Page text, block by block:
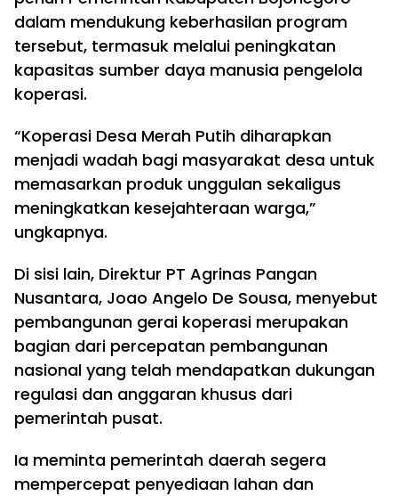
dalam mendukung keberhasilan program
tersebut, termasuk melalui peningkatan
kapasitas sumber daya manusia pengelola
koperasi.
“Koperasi Desa Merah Putih diharapkan
menjadi wadah bagi masyarakat desa untuk
memasarkan produk unggulan sekaligus
meningkatkan kesejahteraan warga,”
ungkapnya.
Di sisi lain, Direktur PT Agrinas Pangan
Nusantara, Joao Angelo De Sousa, menyebut
pembangunan gerai koperasi merupakan
bagian dari percepatan pembangunan
nasional yang telah mendapatkan dukungan
regulasi dan anggaran khusus dari
pemerintah pusat.
Ia meminta pemerintah daerah segera
mempercepat penyediaan lahan dan